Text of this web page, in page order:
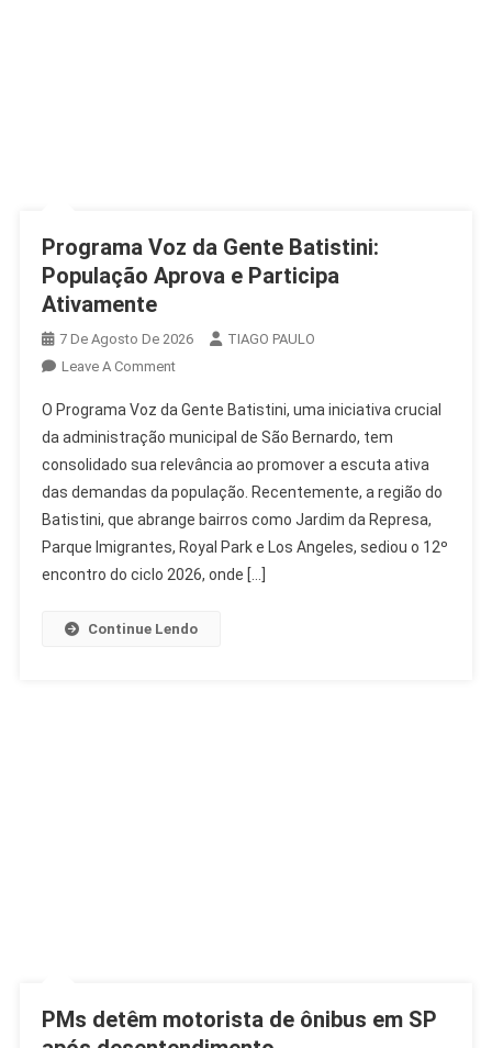
Programa Voz da Gente Batistini:
População Aprova e Participa
Ativamente
7 De Agosto De 2026
TIAGO PAULO
Leave A CommentOn
Voz
Da
Gente
Batistini:
População
Aprova
E
O Programa Voz da Gente Batistini, uma iniciativa crucial
da administração municipal de São Bernardo, tem
consolidado sua relevância ao promover a escuta ativa
das demandas da população. Recentemente, a região do
Batistini, que abrange bairros como Jardim da Represa,
Parque Imigrantes, Royal Park e Los Angeles, sediou o 12º
encontro do ciclo 2026, onde […]
Continue Lendo
PMs detêm motorista de ônibus em SP